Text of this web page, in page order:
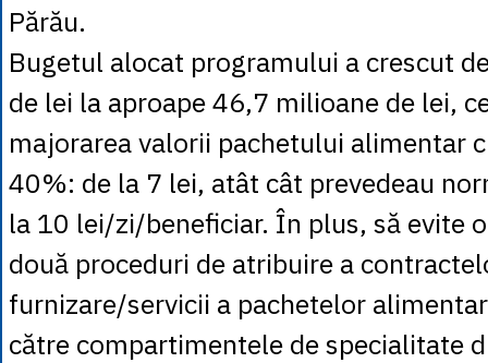
Părău.
Bugetul alocat programului a crescut
de lei la aproape 46,7 milioane de lei,
majorarea valorii pachetului alimentar
40%: de la 7 lei, atât cât prevedeau
la 10 lei/zi/beneficiar. În plus, să evite
două proceduri de atribuire a
furnizare/servicii a pachetelor
către compartimentele de specialitate